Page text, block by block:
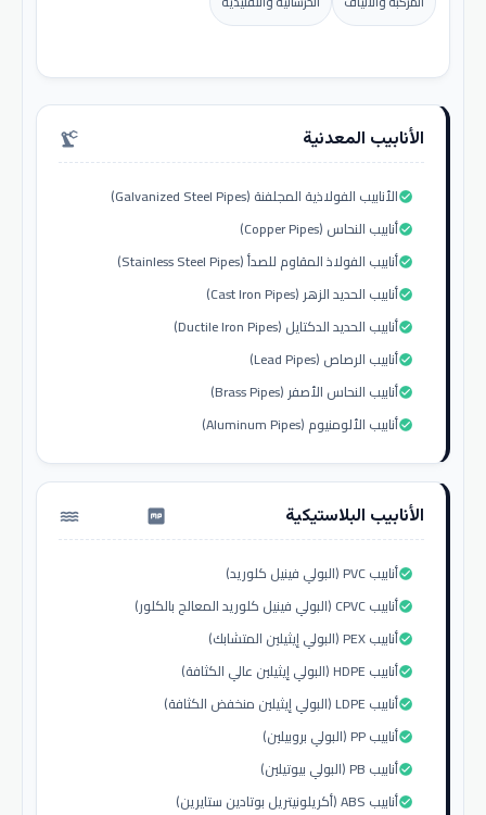
الأنابيب المعدنية precision_manufacturing
الأنابيب الفولاذية المجلفنة (Galvanized Steel Pipes)check_circle
أنابيب النحاس (Copper Pipes)check_circle
أنابيب الفولاذ المقاوم للصدأ (Stainless Steel Pipes)check_circle
أنابيب الحديد الزهر (Cast Iron Pipes)check_circle
أنابيب الحديد الدكتايل (Ductile Iron Pipes)check_circle
أنابيب الرصاص (Lead Pipes)check_circle
أنابيب النحاس الأصفر (Brass Pipes)check_circle
أنابيب الألومنيوم (Aluminum Pipes)check_circle
الأنابيب البلاستيكية water_pump
أنابيب PVC (البولي فينيل كلوريد)check_circle
أنابيب CPVC (البولي فينيل كلوريد المعالج بالكلور)check_circle
أنابيب PEX (البولي إيثيلين المتشابك)check_circle
أنابيب HDPE (البولي إيثيلين عالي الكثافة)check_circle
أنابيب LDPE (البولي إيثيلين منخفض الكثافة)check_circle
أنابيب PP (البولي بروبيلين)check_circle
أنابيب PB (البولي بيوتيلين)check_circle
أنابيب ABS (أكريلونيتريل بوتادين ستايرين)check_circle